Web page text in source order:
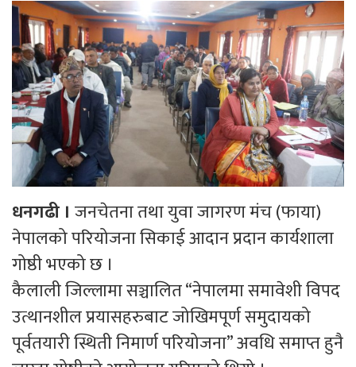
धनगढी । जनचेतना तथा युवा जागरण मंच (फाया)
नेपालको परियोजना सिकाई आदान प्रदान कार्यशाला
गोष्ठी भएको छ ।
कैलाली जिल्लामा सञ्चालित “नेपालमा समावेशी विपद
उत्थानशील प्रयासहरुबाट जोखिमपूर्ण समुदायको
पूर्वतयारी स्थिती निमार्ण परियोजना” अवधि समाप्त हुनै